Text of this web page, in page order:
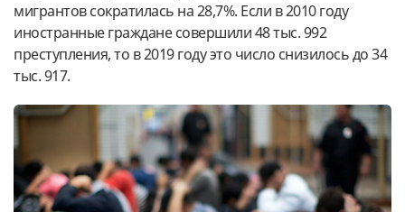
мигрантов сократилась на 28,7%. Если в 2010 году
иностранные граждане совершили 48 тыс. 992
преступления, то в 2019 году это число снизилось до 34
тыс. 917.